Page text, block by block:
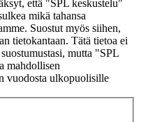
että "SPL keskustelu"
mikä tahansa
Suostut myös siihen,
tietokantaan. Tätä tietoa ei
mutta "SPL
mahdollisen
vuodosta ulkopuolisille